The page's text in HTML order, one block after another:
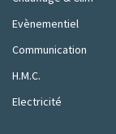
Evènementiel
Communication
H.M.C.
Electricité